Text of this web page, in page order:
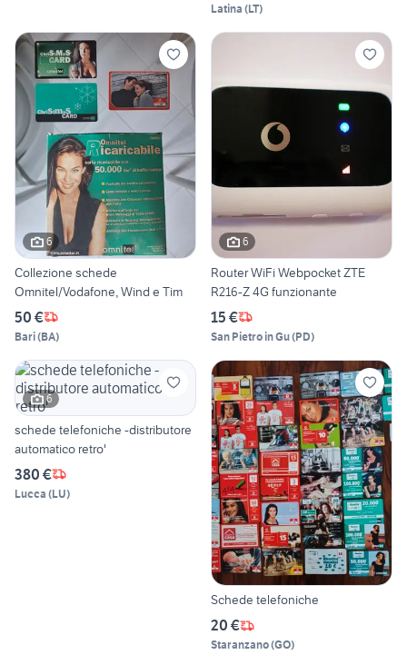
Latina (LT)
6
Collezione schede
Omnitel/Vodafone, Wind e Tim
50 €
Bari(BA)
6
Router WiFi Webpocket ZTE
R216-Z 4G funzionante
15 €
San Pietro in Gu(PD)
6
schede telefoniche -distributore
automatico retro'
380 €
Lucca (LU)
Schede telefoniche
20 €
Staranzano(GO)